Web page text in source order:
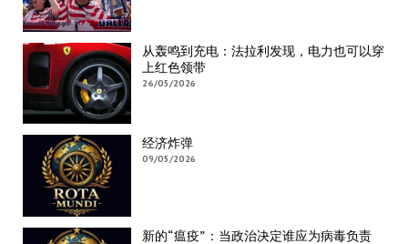
从轰鸣到充电：法拉利发现，电力也可以穿
上红色领带
26/05/2026
经济炸弹
09/05/2026
新的“瘟疫”：当政治决定谁应为病毒负责